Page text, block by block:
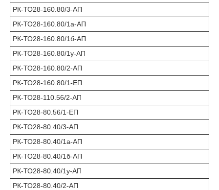
РК-ТО28-160.80/3-АП
РК-ТО28-160.80/1а-АП
РК-ТО28-160.80/1б-АП
РК-ТО28-160.80/1у-АП
РК-ТО28-160.80/2-АП
РК-ТО28-160.80/1-ЕП
РК-ТО28-110.56/2-АП
РК-ТО28-80.56/1-ЕП
РК-ТО28-80.40/3-АП
РК-ТО28-80.40/1а-АП
РК-ТО28-80.40/1б-АП
РК-ТО28-80.40/1у-АП
РК-ТО28-80.40/2-АП